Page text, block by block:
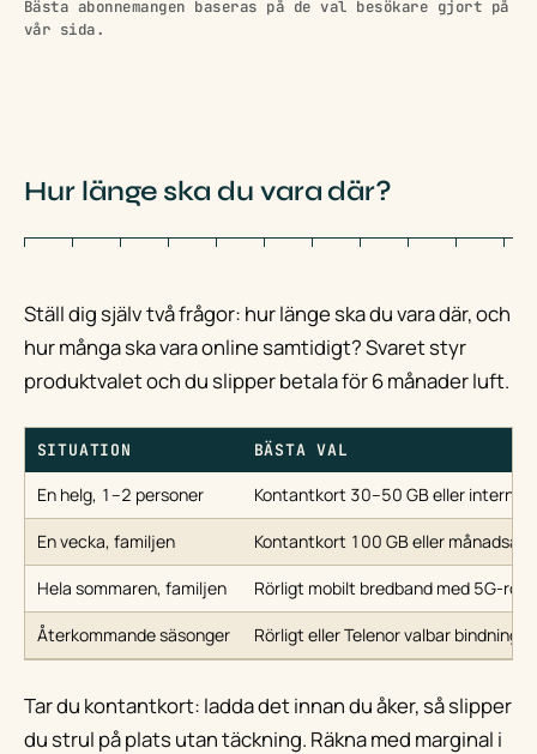
Bästa abonnemangen baseras på de val besökare gjort på
vår sida.
Hur länge ska du vara där?
Ställ dig själv två frågor: hur länge ska du vara där, och
hur många ska vara online samtidigt? Svaret styr
produktvalet och du slipper betala för 6 månader luft.
SITUATION BÄSTA VAL
En helg, 1–2 personer Kontantkort 30–50 GB eller
En vecka, familjen Kontantkort 100 GB eller
Hela sommaren, familjen Rörligt mobilt bredband med 5G-
Återkommande säsonger Rörligt eller Telenor valbar bindning
Tar du kontantkort: ladda det innan du åker, så slipper
du strul på plats utan täckning. Räkna med marginal i